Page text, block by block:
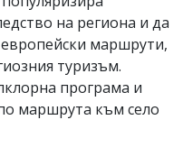
на региона и да
маршрути,
туризъм.
програма и
маршрута към село